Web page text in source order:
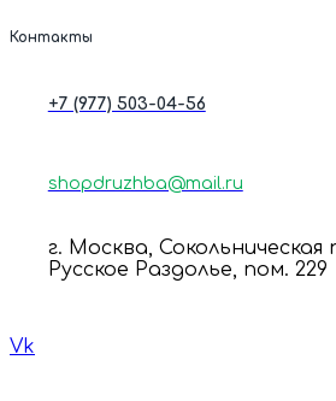
Контакты
+7 (977) 503-04-56
shopdruzhba@mail.ru
г. Москва, Сокольническая
Русское Раздолье, пом. 229
Vk